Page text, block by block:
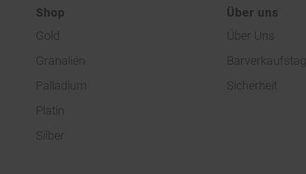
Shop
Gold
Granalien
Palladium
Platin
Silber
Über uns
Über Uns
Barverkaufstag
Sicherheit